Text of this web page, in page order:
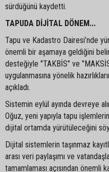
sürdüğünü kaydetti.
TAPUDA DİJİTAL DÖNEM...
Tapu ve Kadastro Dairesi’nde
önemli bir aşamaya geldiğini
desteğiyle "TAKBİS" ve
uygulanmasına yönelik
açıkladı.
Sistemin eylül ayında devreye
Oğuz, yeni yapıyla tapu
dijital ortamda yürütüleceğini
Dijital sistemlerin taşınmaz
arası veri paylaşımı ve
tamamlaması açısından önemli